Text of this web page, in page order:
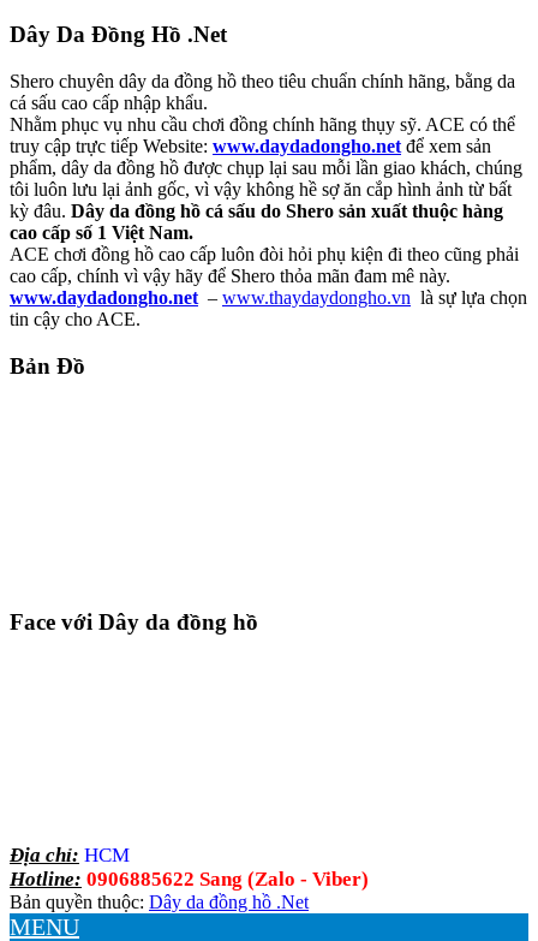
Dây Da Đồng Hồ .Net
Shero chuyên dây da đồng hồ theo tiêu chuẩn chính hãng, bằng da
cá sấu cao cấp nhập khẩu.
Nhằm phục vụ nhu cầu chơi đồng chính hãng thụy sỹ. ACE có thể
truy cập trực tiếp Website: www.daydadongho.net để xem sản
phẩm, dây da đồng hồ được chụp lại sau mỗi lần giao khách, chúng
tôi luôn lưu lại ảnh gốc, vì vậy không hề sợ ăn cắp hình ảnh từ bất
kỳ đâu. Dây da đồng hồ cá sấu do Shero sản xuất thuộc hàng
cao cấp số 1 Việt Nam.
ACE chơi đồng hồ cao cấp luôn đòi hỏi phụ kiện đi theo cũng phải
cao cấp, chính vì vậy hãy để Shero thỏa mãn đam mê này.
www.daydadongho.net – www.thaydaydongho.vn là sự lựa chọn
tin cậy cho ACE.
Bản Đồ
Face với Dây da đồng hồ
Địa chỉ: HCM
Hotline: 0906885622 Sang (Zalo - Viber)
Bản quyền thuộc: Dây da đồng hồ .Net
MENU